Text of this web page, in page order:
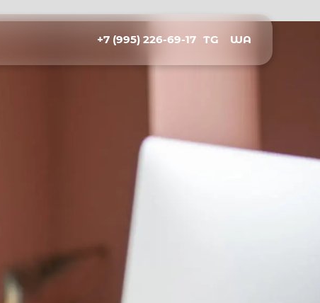
+7 (995) 226-69-17 TG WA